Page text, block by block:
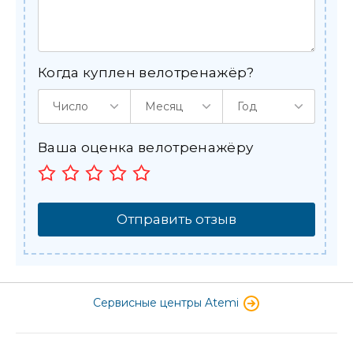
Ваша оценка велотренажёру
Когда куплен велотренажёр?
Число Месяц Год
Отправить отзыв
Сервисные центры Atemi